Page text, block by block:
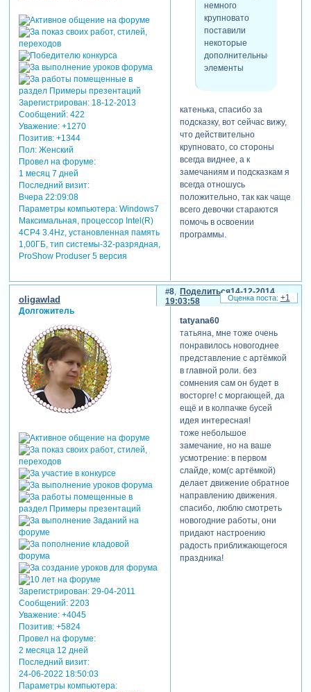
клипартика
поменьше, ведь
мы хотим
смотреть в
первую очередь
на своих
на все
остальное
танечка, правильно
заметили, очень увлеклась
лерочкиными ёлками и
вначале они у меня крупнее
чем фотографии. спасибо
за подсказку.
а вообще-то мои внучата
Зарегистрирован: 18-12-2013
Сообщений:422
Уважение: +1270
Позитив: +1344
Пол:Женский
Провел на форуме:
1 месяц 7 дней
Последний визит:
Вчера 22:09:08
Параметры компьютера:Windows7
Максимальная, процессор Intel(R)
4CP4 3.4Hz, установленная память
1,00ГБ, тип системы-32-разрядная,
ProShow Produser 5 версия
немного
крупновато
поставили
некоторые
дополнительные
элементы
катенька, спасибо за
подсказку, вот сейчас вижу,
что действительно
крупновато, со стороны
всегда виднее, а к
замечаниям и подсказкам я
всегда отношусь
положительно, так как чаще
всего девочки стараются
помочь в освоении
программы.
Поделиться
8
14-12-2014
19:03:58
oligawlad
Долгожитель
Зарегистрирован: 29-04-2011
Сообщений:2203
Уважение: +4045
Позитив: +5824
Провел на форуме:
2 месяца 12 дней
Последний визит:
24-06-2022 18:50:03
Параметры компьютера:
tatyana60
татьяна, мне тоже очень
понравилось новогоднее
представление с артёмкой
в главной роли. без
сомнения сам он будет в
восторге! с моргающей, да
ещё и в колпачке бусей
идея интересная!
тоже небольшое
замечание, но на ваше
усмотрение: в первом
слайде, ком(с артёмкой)
делает движение обратное
направлению движения.
спасибо, люблю смотреть
новогодние работы, они
придают настроению
радость приближающегося
праздника!
+1